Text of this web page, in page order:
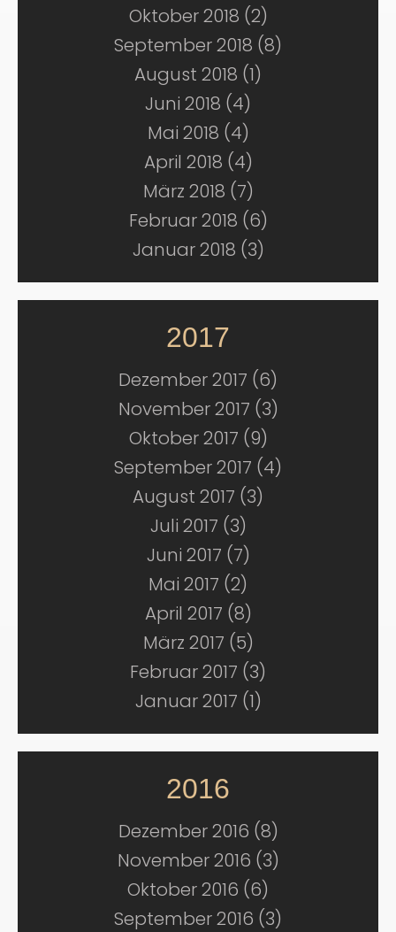
Oktober 2018 (2)
September 2018 (8)
August 2018 (1)
Juni 2018 (4)
Mai 2018 (4)
April 2018 (4)
März 2018 (7)
Februar 2018 (6)
Januar 2018 (3)
2017
Dezember 2017 (6)
November 2017 (3)
Oktober 2017 (9)
September 2017 (4)
August 2017 (3)
Juli 2017 (3)
Juni 2017 (7)
Mai 2017 (2)
April 2017 (8)
März 2017 (5)
Februar 2017 (3)
Januar 2017 (1)
2016
Dezember 2016 (8)
November 2016 (3)
Oktober 2016 (6)
September 2016 (3)